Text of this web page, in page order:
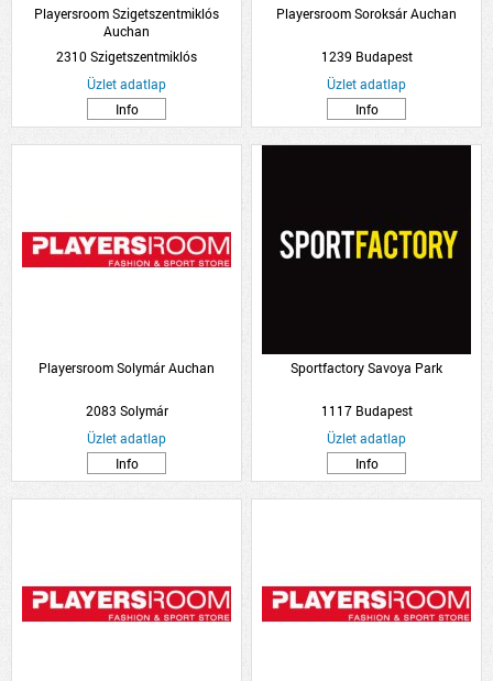
Playersroom Szigetszentmiklós
Auchan
2310 Szigetszentmiklós
Üzlet adatlap
Info
Playersroom Soroksár Auchan
1239 Budapest
Üzlet adatlap
Info
Playersroom Solymár Auchan
2083 Solymár
Üzlet adatlap
Info
Sportfactory Savoya Park
1117 Budapest
Üzlet adatlap
Info